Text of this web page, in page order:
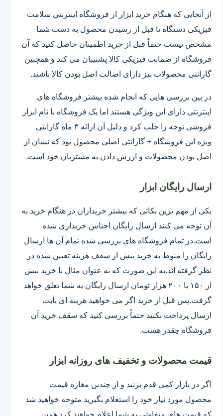
از آنجایی که هنگام خرید ابزار از فروشگاه اینترنتی سلامت
فیزیکی دستگاه تا قبل از رسیدن محصول به دست شما
مشخص نیست حتماً قبل از خرید اطمینان حاصل کنید که آن
فروشگاه از ضمانت فیزیکی کالا پشتیبان می کند و همچنین
گارانتی محصولات نیز دارای اصالت اصل بودن کالا باشند.
در بین بررسی هایی که انجام شده بیشتر فروشگاه های
اینترنتی دارای این ویژگی هستند اما یک فروشگاه با نام ابزار
فروشی توجه را جلب کرد و دلیل آن ارائه ۳ ماه گارانتی
ویژه این فروشگاه + گارانتی اصلی محصول بود که نشان از
اصل بودن محصولات و ارزش دادن به مشتریان خود است.
ارسال رایگان ابزار
یکی از مهم ترین نکاتی که بیشتر خریداران در هنگام خرید به
آن توجه می کنند ارسال رایگان اجناس خریداری شده
است.در تمام فروشگاه های بررسی شده تمام آن ها ارسال
رایگان را منوط به خرید بیش از سقف هزینه تعیین شده در
نظر گرفته اند.به این صورت که به عنوان مثال با خرید بیش
از ۱۵۰ یا ۲۰۰ هزار تومان ارسال رایگان به شما تعلق خواهد
گرفت.پس قبل از خرید اگر می خواهید هزینه ای بابت
ارسال پرداخت نکنید حتماً بررسی کنید که سقف خرید آن
فروشگاه چقدر هست.
قیمت محصولات و تخفیف های روزانه ابزار
اگر در بازار کمی قدم بزنید و از چندین مغازه قیمت
محصول مورد نیاز خود را استعلام بگیرید متوجه خواهید شد
که قیمت های متفاوتی به شما اعلام خواهند کرد همین